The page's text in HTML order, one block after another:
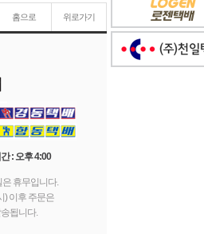
홈으로 위로가기
: 오후 4:00
은 휴무입니다.
) 이후 주문은
됩니다.